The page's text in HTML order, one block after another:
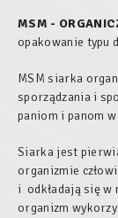
MSM -
opakowanie typu
MSM siarka
sporządzania i
paniom i panom
Siarka jest
organizmie
i odkładają się w
organizm